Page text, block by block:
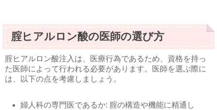
腟ヒアルロン酸の医師の選び方
腟ヒアルロン酸注入は、医療行為であるため、資格を持っ
た医師によって行われる必要があります。医師を選ぶ際に
は、以下の点を考慮しましょう。
婦人科の専門医であるか: 腟の構造や機能に精通し